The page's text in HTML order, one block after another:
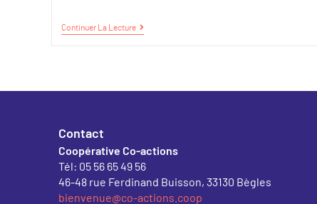
Continuer La Lecture
Contact
Coopérative Co-actions
Tél: 05 56 65 49 56
46-48 rue Ferdinand Buisson, 33130 Bègles
bienvenue@co-actions.coop